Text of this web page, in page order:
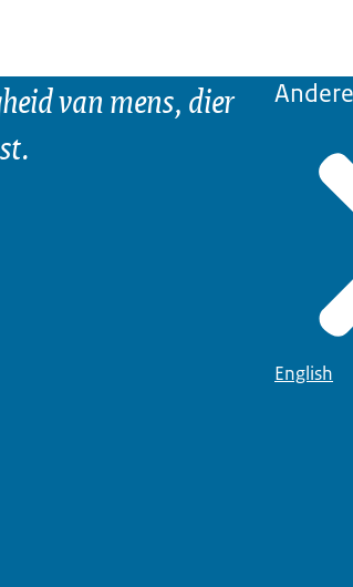
van mens, dier
English